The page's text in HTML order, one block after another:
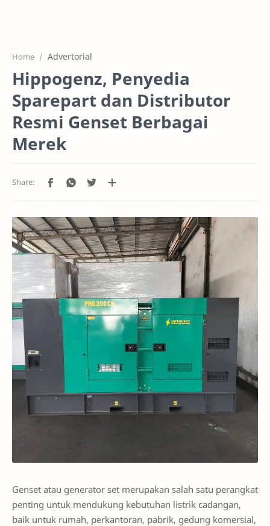
Pricing
Services
Home Advertorial
Hippogenz, Penyedia
Sparepart dan Distributor
Resmi Genset Berbagai
Merek
Genset atau generator set merupakan salah satu perangkat
penting untuk mendukung kebutuhan listrik cadangan,
baik untuk rumah, perkantoran, pabrik, gedung komersial,